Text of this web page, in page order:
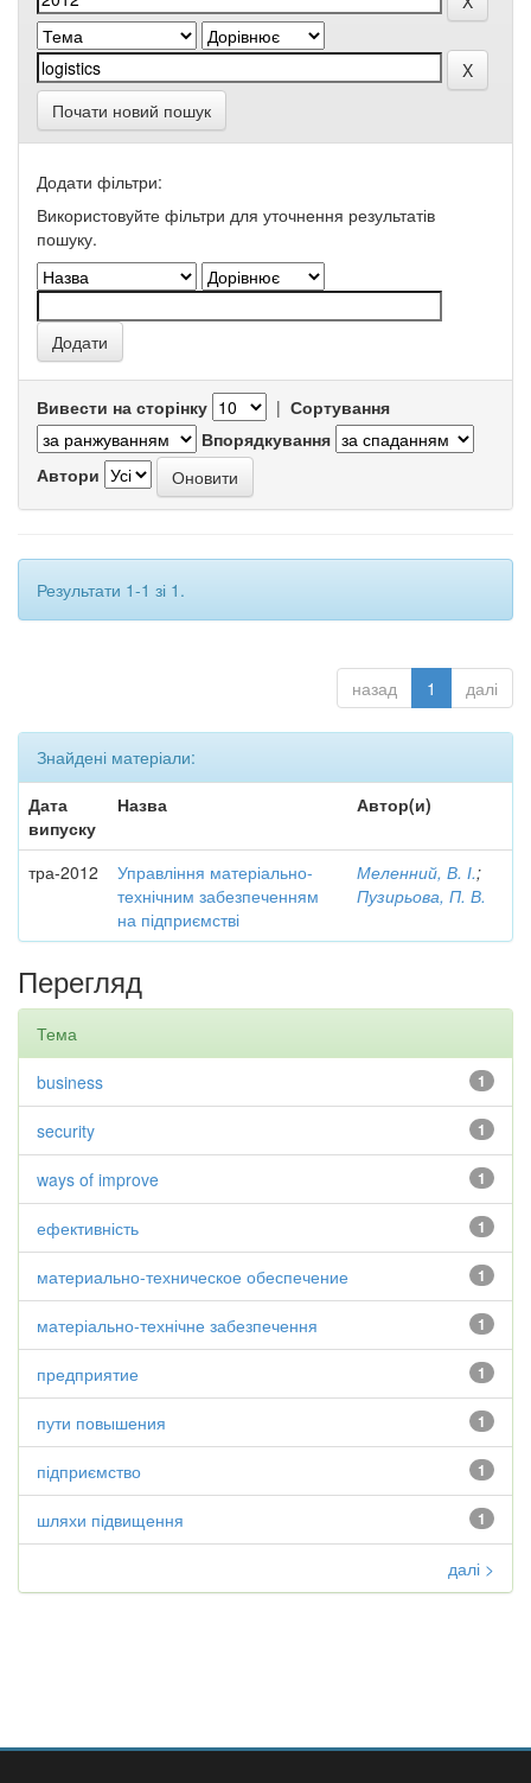
Почати новий пошук
Додати фільтри:
Використовуйте фільтри для уточнення результатів
пошуку.
Вивести на сторінку | Сортування
Впорядкування
Автори
Результати 1-1 зі 1.
назад 1 далі
Знайдені матеріали:
Дата
випуску
Назва Автор(и)
тра-2012
Управління матеріально-
технічним забезпеченням
на підприємстві
Меленний, В. І.;
Пузирьова, П. В.
Перегляд
Тема
1
business
1
security
1
ways of improve
1
ефективність
1
материально-техническое обеспечение
1
матеріально-технічне забезпечення
1
предприятие
1
пути повышения
1
підприємство
1
шляхи підвищення
далі >